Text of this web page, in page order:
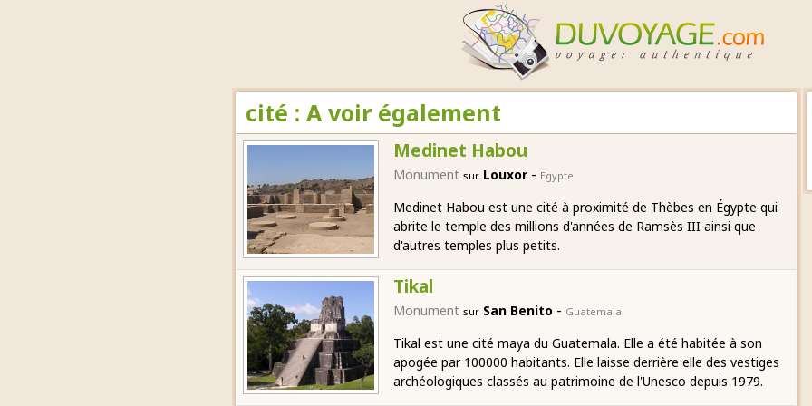
cité : A voir également
Medinet Habou
Monument sur Louxor - Egypte
Medinet Habou est une cité à proximité de Thèbes en Égypte qui
abrite le temple des millions d'années de Ramsès III ainsi que
d'autres temples plus petits.
Tikal
Monument sur San Benito - Guatemala
Tikal est une cité maya du Guatemala. Elle a été habitée à son
apogée par 100000 habitants. Elle laisse derrière elle des vestiges
archéologiques classés au patrimoine de l'Unesco depuis 1979.